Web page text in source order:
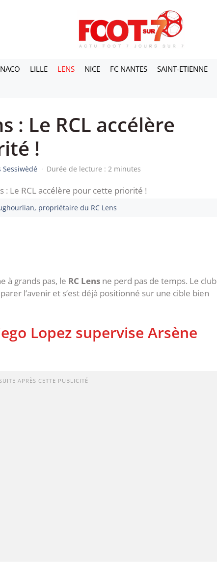
LILLE LENS NICE FC NANTES SAINT-ETIENNE
: Le RCL accélère
!
Sessiwèdé · Durée de lecture : 2 minutes
propriétaire du RC Lens
à grands pas, le RC Lens ne perd pas de temps. Le club
l’avenir et s’est déjà positionné sur une cible bien
Lopez supervise Arsène
APRÈS CETTE PUBLICITÉ